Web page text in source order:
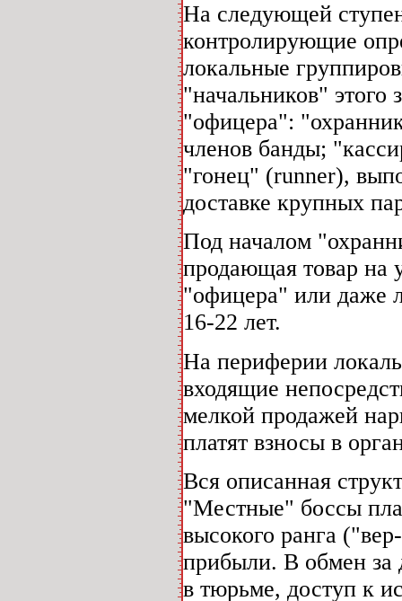
На следующей
контролирующие
локальные
"начальников" этого
"офицера":
членов банды;
"гонец" (runner),
доставке крупных
Под началом
продающая товар на
"офицера" или даже
16-22 лет.
На периферии
входящие
мелкой продажей
платят взносы в
Вся описанная
"Местные" боссы
высокого ранга
прибыли. В обмен за
в тюрьме, доступ к